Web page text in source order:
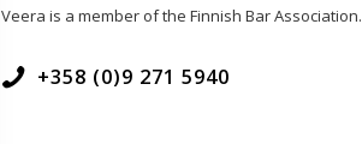
Veera is a member of the Finnish Bar Association.
+358 (0)9 271 5940